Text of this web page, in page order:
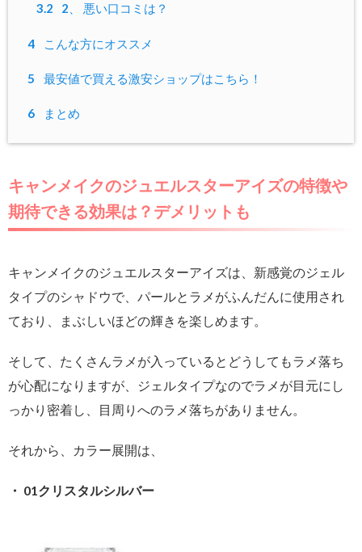
3.2 2、 悪い口コミは？
4 こんな方にオススメ
5 最安値で買える激安ショップはこちら！
6 まとめ
キャンメイクのジュエルスターアイズの特徴や
期待できる効果は？デメリットも
キャンメイクのジュエルスターアイズは、新感覚のジェル
タイプのシャドウで、パールとラメがふんだんに使用され
ており、まぶしいほどの輝きを楽しめます。
そして、たくさんラメが入っているとどうしてもラメ落ち
が心配になりますが、ジェルタイプなのでラメが目元にし
っかり密着し、目周りへのラメ落ちがありません。
それから、カラー展開は、
・ 01クリスタルシルバー